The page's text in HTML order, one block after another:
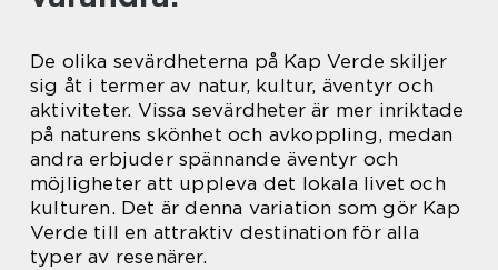
De olika sevärdheterna på Kap Verde skiljer
sig åt i termer av natur, kultur, äventyr och
aktiviteter. Vissa sevärdheter är mer inriktade
på naturens skönhet och avkoppling, medan
andra erbjuder spännande äventyr och
möjligheter att uppleva det lokala livet och
kulturen. Det är denna variation som gör Kap
Verde till en attraktiv destination för alla
typer av resenärer.